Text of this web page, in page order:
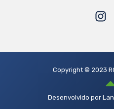
Copyright © 2023
Desenvolvido por